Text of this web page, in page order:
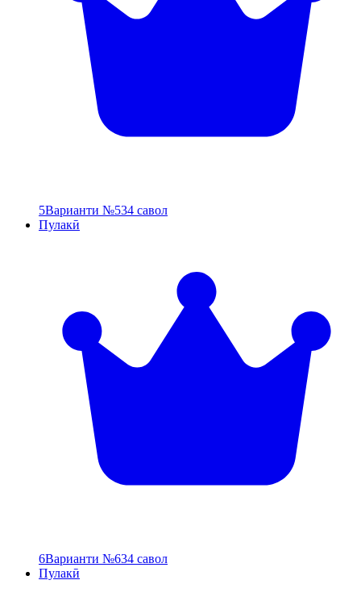
5Варианти №534 савол
Пулакӣ
6Варианти №634 савол
Пулакӣ